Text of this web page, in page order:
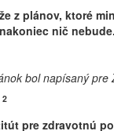
z plánov, ktoré
nič nebude.
bol napísaný pre
2
pre zdravotnú